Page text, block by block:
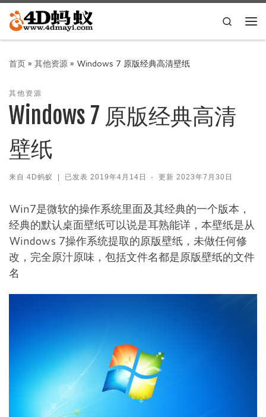
Skip to content
Search
首页» 其他资源» Windows 7 原版经典高清壁纸
其他资源
Windows 7 原版经典高清
壁纸
来自 4D蚂蚁 | 已发表 2019年4月14日 - 更新2023年7月30日
Win7是微软的操作系统里面及其经典的一个版本，
经典的默认桌面壁纸可以说是耳熟能详，本壁纸是从
Windows 7操作系统提取的原版壁纸，未做任何修
改，完全原汁原味，包括文件名都是原版壁纸的文件
名